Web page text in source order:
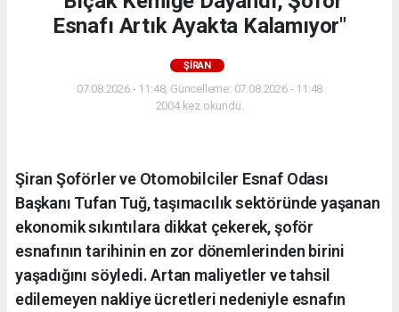
Esnafı Artık Ayakta Kalamıyor"
ŞİRAN
07.08.2026 - 11:48, Güncelleme: 07.08.2026 - 11:48
2004 kez okundu.
Şiran Şoförler ve Otomobilciler Esnaf Odası
Başkanı Tufan Tuğ, taşımacılık sektöründe yaşanan
ekonomik sıkıntılara dikkat çekerek, şoför
esnafının tarihinin en zor dönemlerinden birini
yaşadığını söyledi. Artan maliyetler ve tahsil
edilemeyen nakliye ücretleri nedeniyle esnafın